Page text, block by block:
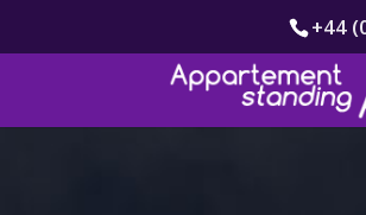
+44